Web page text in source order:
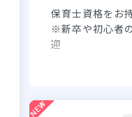
く、何でも相談でき
すさが自慢です◎
も経験豊富なリーダ
安心！ 有給休暇が
きる環境☆
保育士資格をお
※新卒や初心者
迎